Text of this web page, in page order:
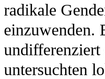
radikale
einzuwenden.
undifferenziert
untersuchten